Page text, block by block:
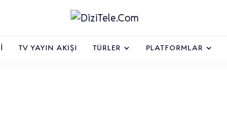
TV YAYIN AKIŞI TÜRLER PLATFORMLAR